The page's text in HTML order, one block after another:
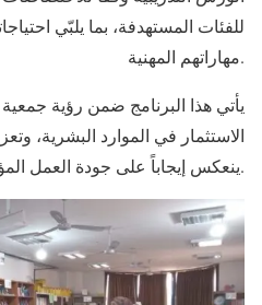
للفئات المستهدفة، بما يلبّي
مهاراتهم المهنية.
يأتي هذا البرنامج ضمن رؤية
الاستثمار في الموارد البشرية،
ينعكس إيجاباً على جودة العمل المؤسسي والخدمات المقدّمة.